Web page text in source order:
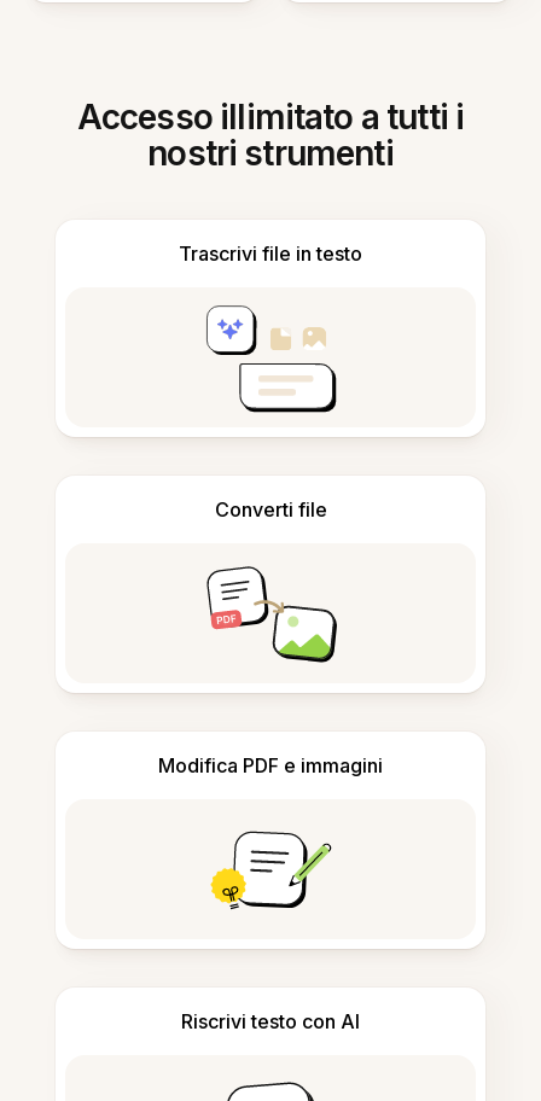
Accesso illimitato a tutti i
nostri strumenti
Trascrivi file in testo
Converti file
Modifica PDF e immagini
Riscrivi testo con AI